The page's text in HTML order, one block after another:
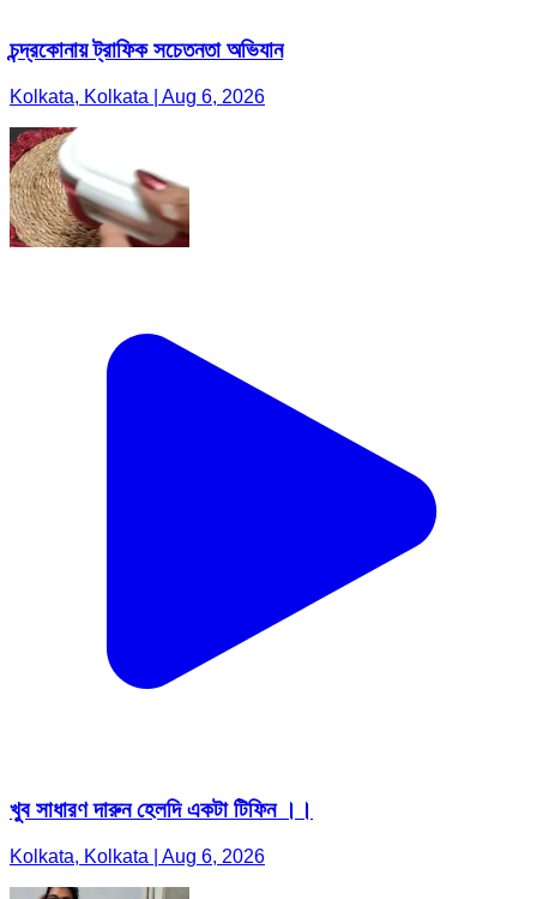
চন্দ্রকোনায় ট্রাফিক সচেতনতা অভিযান
Kolkata, Kolkata | Aug 6, 2026
খুব সাধারণ দারুন হেলদি একটা টিফিন ।।
Kolkata, Kolkata | Aug 6, 2026